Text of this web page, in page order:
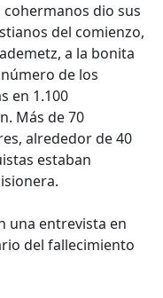
cohermanos dio sus
del comienzo,
a la bonita
de los
en 1.100
Más de 70
alrededor de 40
estaban
una entrevista en
del fallecimiento